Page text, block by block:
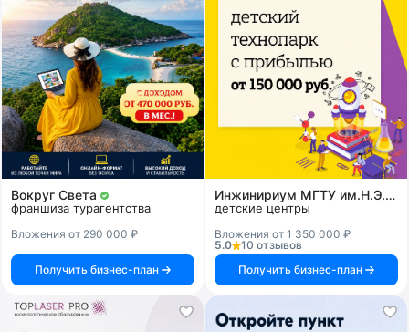
Вокруг Света
франшиза турагентства
Вложения от 290 000 ₽
Получить бизнес-план
Инжинириум МГТУ им.Н.Э.Баумана
детские центры
Вложения от 1 350 000 ₽
5.0
10 отзывов
Получить бизнес-план